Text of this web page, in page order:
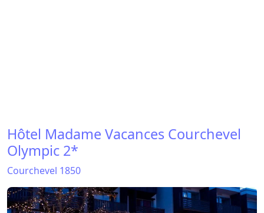
Hôtel Madame Vacances Courchevel
Olympic 2*
Courchevel 1850